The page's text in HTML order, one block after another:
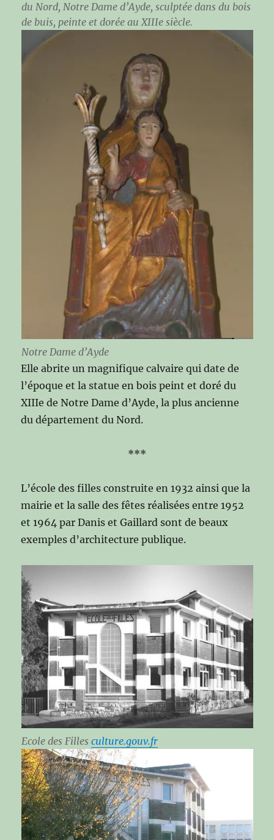
du Nord, Notre Dame d’Ayde, sculptée dans du bois
de buis, peinte et dorée au XIIIe siècle.
Notre Dame d’Ayde
Elle abrite un magnifique calvaire qui date de
l’époque et la statue en bois peint et doré du
XIIIe de Notre Dame d’Ayde, la plus ancienne
du département du Nord.
***
L’école des filles construite en 1932 ainsi que la
mairie et la salle des fêtes réalisées entre 1952
et 1964 par Danis et Gaillard sont de beaux
exemples d’architecture publique.
Ecole des Filles culture.gouv.fr